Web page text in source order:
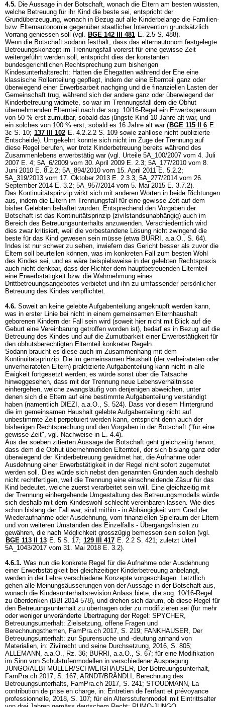
4.5. Die Aussage in der Botschaft, wonach die Eltern am besten wüssten,
welche Betreuung für ihr Kind die beste sei, entspricht der
Grundüberzeugung, wonach in Bezug auf alle Kinderbelange die Familien-
bzw. Elternautonomie gegenüber staatlicher Intervention grundsätzlich
Vorrang geniessen soll (vgl. BGE 142 III 481 E. 2.5 S. 488).
Wenn die Botschaft sodann festhält, dass das elternautonom festgelegte
Betreuungskonzept im Trennungsfall vorerst für eine gewisse Zeit
weitergeführt werden soll, entspricht dies der konstanten
bundesgerichtlichen Rechtsprechung zum bisherigen
Kindesunterhaltsrecht: Hatten die Ehegatten während der Ehe eine
klassische Rollenteilung gepflegt, indem der eine Elternteil ganz oder
überwiegend einer Erwerbsarbeit nachging und die finanziellen Lasten der
Gemeinschaft trug, während sich der andere ganz oder überwiegend der
Kinderbetreuung widmete, so war im Trennungsfall dem die Obhut
übernehmenden Elternteil nach der sog. 10/16-Regel ein Erwerbspensum
von 50 % erst zumutbar, sobald das jüngste Kind 10 Jahre alt war, und
ein solches von 100 % erst, sobald es 16 Jahre alt war ( BGE 115 II 6 E.
3c S. 10; 137 III 102 E. 4.2.2.2 S. 109 sowie zahllose nicht publizierte
Entscheide). Umgekehrt konnte sich nicht im Zuge der Trennung auf
diese Regel berufen, wer trotz Kinderbetreuung bereits während des
Zusammenlebens erwerbstätig war (vgl. Urteile 5A_100/2007 vom 4. Juli
2007 E. 4; 5A_6/2009 vom 30. April 2009 E. 2.3; 5A_177/2010 vom 8.
Juni 2010 E. 8.2.2; 5A_894/2010 vom 15. April 2011 E. 5.2.2;
5A_319/2013 vom 17. Oktober 2013 E. 2.3.3; 5A_277/2014 vom 26.
September 2014 E. 3.2; 5A_957/2014 vom 5. Mai 2015 E. 3.7.2).
Das Kontinuitätsprinzip wirkt sich mit anderen Worten in beide Richtungen
aus, indem die Eltern im Trennungsfall für eine gewisse Zeit auf dem
bisher Gelebten behaftet wurden. Entsprechend den Vorgaben der
Botschaft ist das Kontinuitätsprinzip (zivilstandsunabhängig) auch im
Bereich des Betreuungsunterhalts anzuwenden. Verschiedentlich wird
dies zwar kritisiert, weil die vorbestandene Lösung nicht zwingend die
beste für das Kind gewesen sein müsse (etwa BURRI, a.a.O., S. 64).
Indes ist nur schwer zu sehen, inwiefern das Gericht besser als zuvor die
Eltern soll beurteilen können, was im konkreten Fall zum besten Wohl
des Kindes sei, und es wäre beispielsweise in der gelebten Rechtspraxis
auch nicht denkbar, dass der Richter dem hauptbetreuenden Elternteil
eine Erwerbstätigkeit bzw. die Wahrnehmung eines
Drittbetreuungsangebotes verbietet und ihn zu umfassender persönlicher
Betreuung des Kindes verpflichtet.
4.6. Soweit an keine gelebte Aufgabenteilung angeknüpft werden kann,
was in erster Linie bei nicht in einem gemeinsamen Elternhaushalt
geborenen Kindern der Fall sein wird (soweit hier nicht mit Blick auf die
Geburt eine Vereinbarung getroffen worden ist), bedarf es in Bezug auf die
Betreuung des Kindes und auf die Zumutbarkeit einer Erwerbstätigkeit für
den obhutsberechtigten Elternteil konkreter Regeln.
Sodann braucht es diese auch im Zusammenhang mit dem
Kontinuitätsprinzip: Die im gemeinsamen Haushalt (der verheirateten oder
unverheirateten Eltern) praktizierte Aufgabenteilung kann nicht in alle
Ewigkeit fortgesetzt werden; es würde sonst über die Tatsache
hinweggesehen, dass mit der Trennung neue Lebensverhältnisse
einhergehen, welche zwangsläufig von denjenigen abweichen, unter
denen sich die Eltern auf eine bestimmte Aufgabenteilung verständigt
haben (namentlich DIEZI, a.a.O., S. 524). Dass vor diesem Hintergrund
die im gemeinsamen Haushalt gelebte Aufgabenteilung nicht auf
unbestimmte Zeit perpetuiert werden kann, entspricht denn auch der
bisherigen Rechtsprechung und den Vorgaben in der Botschaft ("für eine
gewisse Zeit", vgl. Nachweise in E. 4.4).
Aus der soeben zitierten Aussage der Botschaft geht gleichzeitig hervor,
dass dem die Obhut übernehmenden Elternteil, der sich bislang ganz oder
überwiegend der Kinderbetreuung gewidmet hat, die Aufnahme oder
Ausdehnung einer Erwerbstätigkeit in der Regel nicht sofort zugemutet
werden soll. Dies würde sich nebst den genannten Gründen auch deshalb
nicht rechtfertigen, weil die Trennung eine einschneidende Zäsur für das
Kind bedeutet, welche zuerst verarbeitet sein will. Eine gleichzeitig mit
der Trennung einhergehende Umgestaltung des Betreuungsmodells würde
sich deshalb mit dem Kindeswohl schlecht vereinbaren lassen. Wie dies
schon bislang der Fall war, sind mithin - in Abhängigkeit vom Grad der
Wiederaufnahme oder Ausdehnung, vom finanziellen Spielraum der Eltern
und von weiteren Umständen des Einzelfalls - Übergangsfristen zu
gewähren, die nach Möglichkeit grosszügig bemessen sein sollen (vgl.
BGE 113 II 13 E. 5 S. 17; 129 III 417 E. 2.2 S. 421; zuletzt Urteil
5A_1043/2017 vom 31. Mai 2018 E. 3.2).
4.6.1. Was nun die konkrete Regel für die Aufnahme oder Ausdehnung
einer Erwerbstätigkeit bei gleichzeitiger Kinderbetreuung anbelangt,
werden in der Lehre verschiedene Konzepte vorgeschlagen. Letztlich
gehen alle Meinungsäusserungen von der Aussage in der Botschaft aus,
wonach die Kindesunterhaltsrevision Anlass biete, die sog. 10/16-Regel
zu überdenken (BBl 2014 578), und drehen sich darum, ob diese Regel für
den Betreuungsunterhalt zu übertragen oder zu modifizieren sei (für mehr
oder weniger unveränderte Übertragung der Regel: SPYCHER,
Betreuungsunterhalt: Zielsetzung, offene Fragen und
Berechnungsthemen, FamPra.ch 2017, S. 219; FANKHAUSER, Der
Betreuungsunterhalt: zur Spurensuche und -deutung anhand von
Materialien, in: Zivilrecht und seine Durchsetzung, 2016, S. 805;
ALLEMANN, a.a.O., Rz. 36; BURRI, a.a.O., S. 67; für eine Modifikation
im Sinn von Schulstufenmodellen in verschiedener Ausprägung:
JUNGO/AEBI-MÜLLER/SCHWEIGHAUSER, Der Betreuungsunterhalt,
FamPra.ch 2017, S. 167; ARNDT/BRÄNDLI, Berechnung des
Betreuungsunterhalts, FamPra.ch 2017, S. 241; STOUDMANN, La
contribution de prise en charge, in: Entretien de l'enfant et prévoyance
professionnelle, 2018, S. 107; für ein Altersstufenmodell mit Eintrittsalter